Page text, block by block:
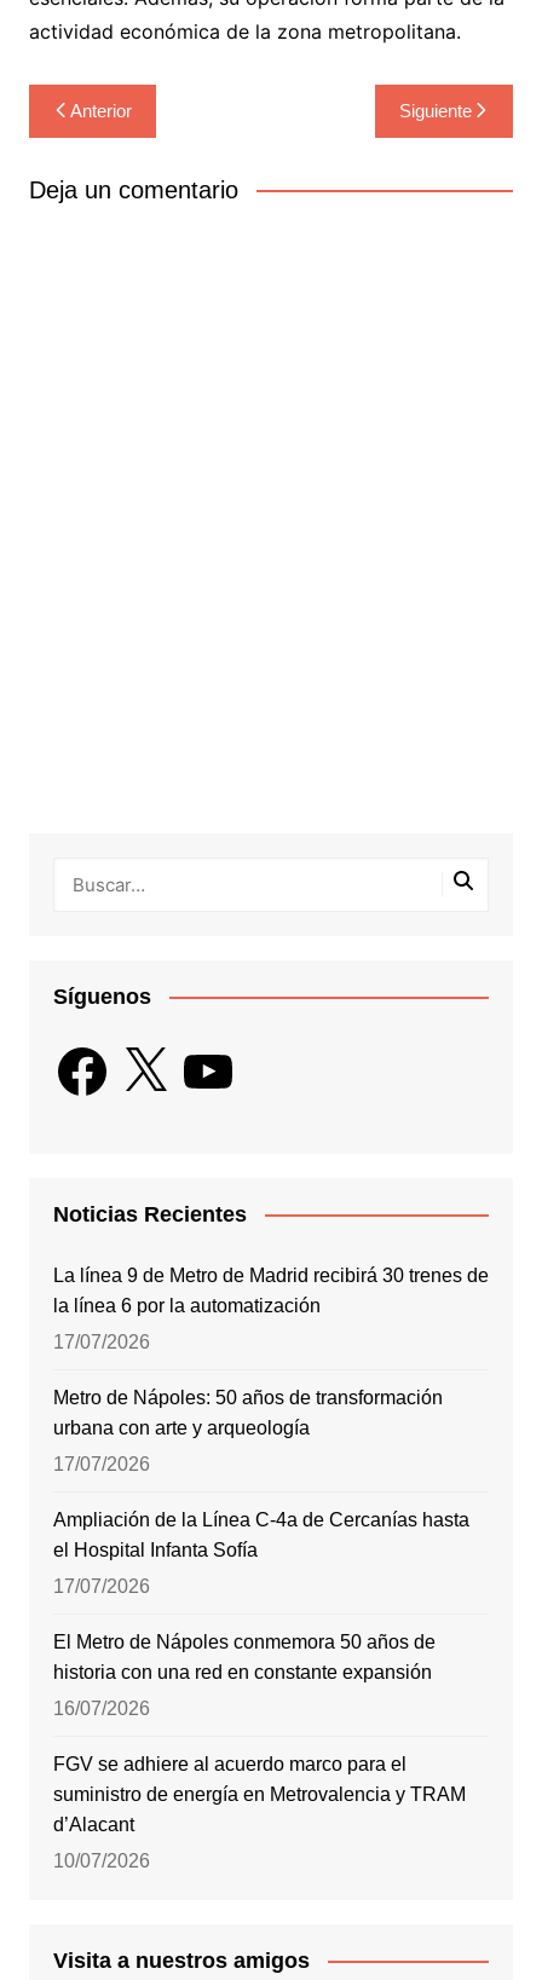
actividad económica de la zona metropolitana.
Navegación
de
entradas
Anterior Siguiente
Deja un comentario
Síguenos
Facebook
X YouTube
Noticias Recientes
La línea 9 de Metro de Madrid recibirá 30 trenes de
la línea 6 por la automatización
17/07/2026
Metro de Nápoles: 50 años de transformación
urbana con arte y arqueología
17/07/2026
Ampliación de la Línea C-4a de Cercanías hasta
el Hospital Infanta Sofía
17/07/2026
El Metro de Nápoles conmemora 50 años de
historia con una red en constante expansión
16/07/2026
FGV se adhiere al acuerdo marco para el
suministro de energía en Metrovalencia y TRAM
d’Alacant
10/07/2026
Visita a nuestros amigos